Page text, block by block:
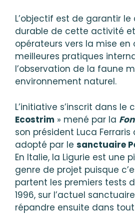
L’objectif est de garantir
durable de cette activité et
opérateurs vers la mise
meilleures pratiques
l’observation de la faune
environnement naturel.
L’initiative s’inscrit dans le
Ecostrim » mené par la
son président Luca
adopté par le sanctuaire
En Italie, la Ligurie est une
genre de projet puisque
partent les premiers tests
1996, sur l’actuel
répandre ensuite dans